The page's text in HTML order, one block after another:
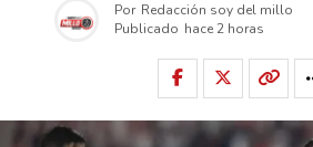
Por Redacción soy del millo
Publicado hace 2 horas